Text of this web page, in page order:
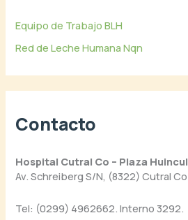
Equipo de Trabajo BLH
Red de Leche Humana Nqn
Contacto
Hospital Cutral Co – Plaza Huincul
Av. Schreiberg S/N, (8322) Cutral Co
Tel: (0299) 4962662. Interno 3292.